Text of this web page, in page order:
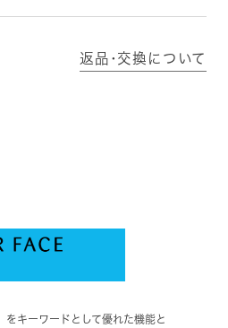
返品･交換について
をキーワードとして優れた機能と